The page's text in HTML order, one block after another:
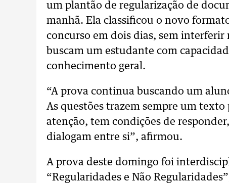
um plantão de regularização de
manhã. Ela classificou o novo
concurso em dois dias, sem interferir
buscam um estudante com
conhecimento geral.
“A prova continua buscando um
As questões trazem sempre um
atenção, tem condições de
dialogam entre si”, afirmou.
A prova deste domingo foi
“Regularidades e Não